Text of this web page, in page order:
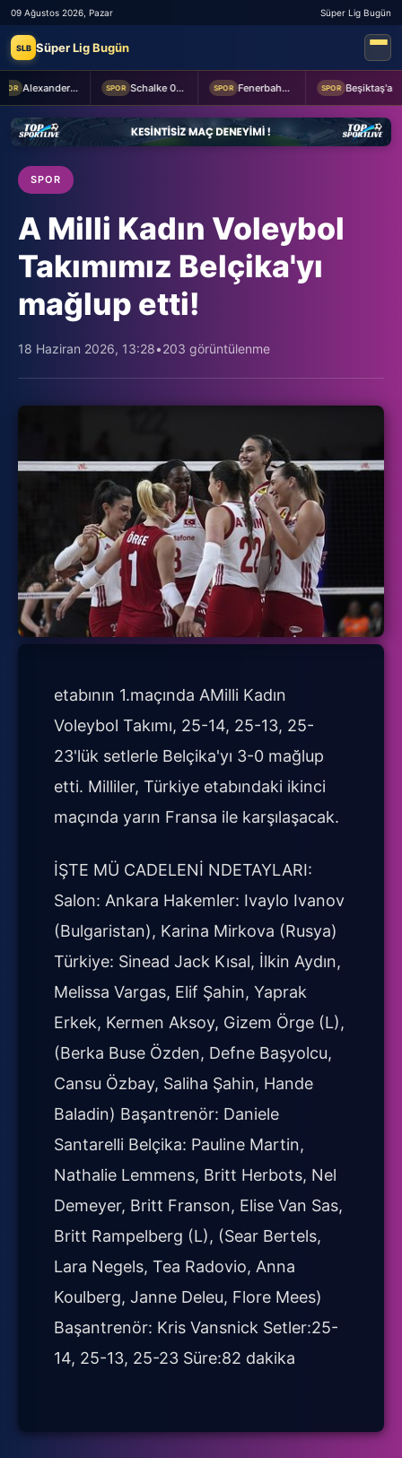
09 Ağustos 2026, Pazar Süper Lig Bugün
SLB Süper Lig Bugün
Alexander Nübel: En önemlisi takım halinde oynamak SPOR Schalke 04 Edin Dzeko ile 1 yıllık yeni sözleşme imzaladı SPOR Fenerbahçe 2-0 Sturm Graz (MAÇTAN KARELER) SPOR Beşiktaş'a Youssouf Fofana transferinde müjdeli haber!
SPOR
A Milli Kadın Voleybol
Takımımız Belçika'yı
mağlup etti!
18 Haziran 2026, 13:28•203 görüntülenme
etabının 1.maçında AMilli Kadın
Voleybol Takımı, 25-14, 25-13, 25-
23'lük setlerle Belçika'yı 3-0 mağlup
etti. Milliler, Türkiye etabındaki ikinci
maçında yarın Fransa ile karşılaşacak.
İŞTE MÜ CADELENİ NDETAYLARI:
Salon: Ankara Hakemler: Ivaylo Ivanov
(Bulgaristan), Karina Mirkova (Rusya)
Türkiye: Sinead Jack Kısal, İlkin Aydın,
Melissa Vargas, Elif Şahin, Yaprak
Erkek, Kermen Aksoy, Gizem Örge (L),
(Berka Buse Özden, Defne Başyolcu,
Cansu Özbay, Saliha Şahin, Hande
Baladin) Başantrenör: Daniele
Santarelli Belçika: Pauline Martin,
Nathalie Lemmens, Britt Herbots, Nel
Demeyer, Britt Franson, Elise Van Sas,
Britt Rampelberg (L), (Sear Bertels,
Lara Negels, Tea Radovio, Anna
Koulberg, Janne Deleu, Flore Mees)
Başantrenör: Kris Vansnick Setler:25-
14, 25-13, 25-23 Süre:82 dakika